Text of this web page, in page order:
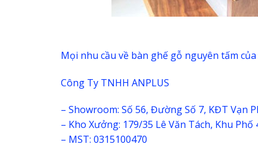
Mọi nhu cầu về bàn ghế gỗ nguyên tấm
Công Ty TNHH ANPLUS
– Showroom: Số 56, Đường Số 7, KĐT Vạn
– Kho Xưởng: 179/35 Lê Văn Tách, Khu
– MST: 0315100470